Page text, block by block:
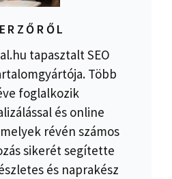
tapasztalt SEO
Több
foglalkozik
és online
révén számos
sikerét segítette
és naprakész